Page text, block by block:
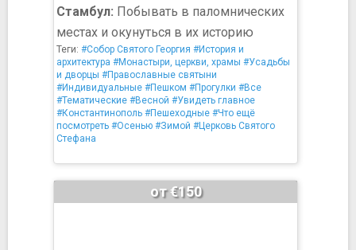
Стамбул: Побывать в паломнических
местах и окунуться в их историю
Теги: #Собор Святого Георгия #История и
архитектура #Монастыри, церкви, храмы #Усадьбы
и дворцы #Православные святыни
#Индивидуальные #Пешком #Прогулки #Все
#Тематические #Весной #Увидеть главное
#Константинополь #Пешеходные #Что ещё
посмотреть #Осенью #Зимой #Церковь Святого
Стефана
от €150